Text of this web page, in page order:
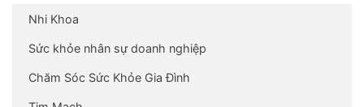
Nhi Khoa
Sức khỏe nhân sự doanh nghiệp
Chăm Sóc Sức Khỏe Gia Đình